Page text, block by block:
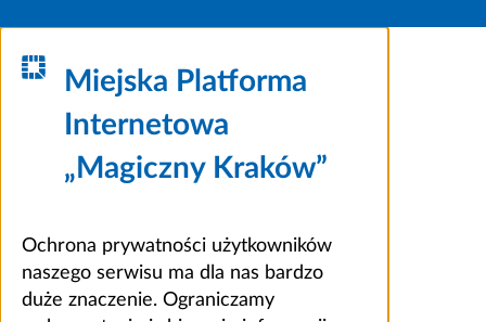
Miejska Platforma
Internetowa
„Magiczny Kraków”
Ochrona prywatności użytkowników
naszego serwisu ma dla nas bardzo
duże znaczenie. Ograniczamy